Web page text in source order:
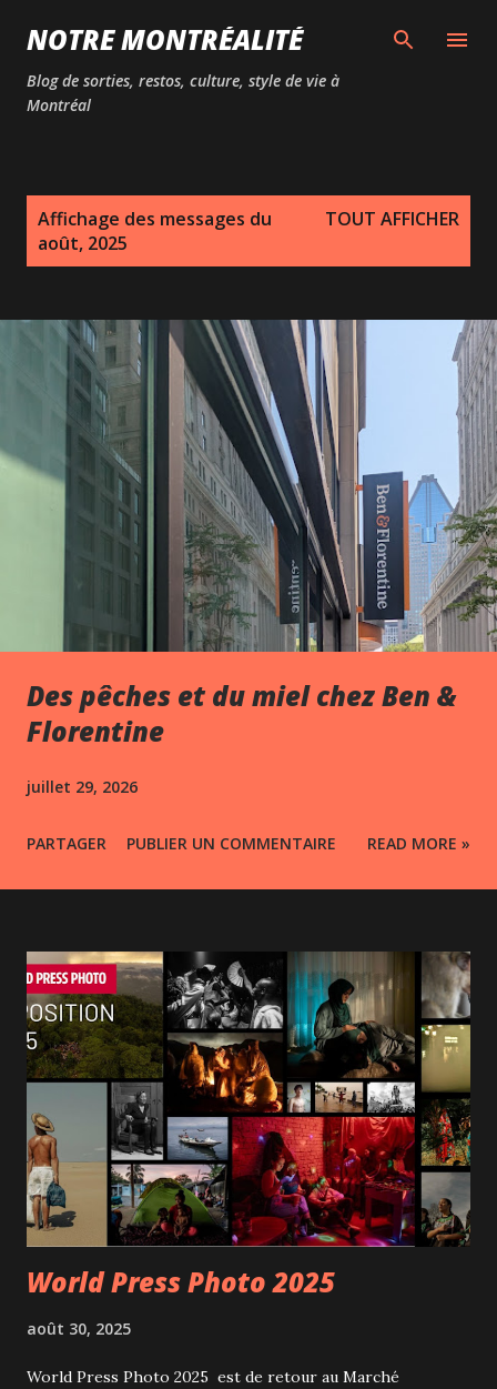
Passer au contenu principal
NOTRE MONTRÉALITÉ
Blog de sorties, restos, culture, style de vie à
Montréal
Affichage des messages du
août, 2025
TOUT AFFICHER
Des pêches et du miel chez Ben &
Florentine
juillet 29, 2026
PARTAGER PUBLIER UN COMMENTAIRE READ MORE »
World Press Photo 2025
août 30, 2025
World Press Photo 2025 est de retour au Marché